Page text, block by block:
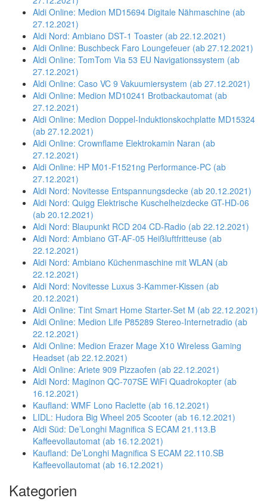
Aldi Online: Medion MD15694 Digitale Nähmaschine (ab
27.12.2021)
Aldi Nord: Ambiano DST-1 Toaster (ab 22.12.2021)
Aldi Online: Buschbeck Faro Loungefeuer (ab 27.12.2021)
Aldi Online: TomTom Via 53 EU Navigationssystem (ab
27.12.2021)
Aldi Online: Caso VC 9 Vakuumiersystem (ab 27.12.2021)
Aldi Online: Medion MD10241 Brotbackautomat (ab
27.12.2021)
Aldi Online: Medion Doppel-Induktionskochplatte MD15324
(ab 27.12.2021)
Aldi Online: Crownflame Elektrokamin Naran (ab
27.12.2021)
Aldi Online: HP M01-F1521ng Performance-PC (ab
27.12.2021)
Aldi Nord: Novitesse Entspannungsdecke (ab 20.12.2021)
Aldi Nord: Quigg Elektrische Kuschelheizdecke GT-HD-06
(ab 20.12.2021)
Aldi Nord: Blaupunkt RCD 204 CD-Radio (ab 22.12.2021)
Aldi Nord: Ambiano GT-AF-05 Heißluftfritteuse (ab
22.12.2021)
Aldi Nord: Ambiano Küchenmaschine mit WLAN (ab
22.12.2021)
Aldi Nord: Novitesse Luxus 3-Kammer-Kissen (ab
20.12.2021)
Aldi Online: Tint Smart Home Starter-Set M (ab 22.12.2021)
Aldi Online: Medion Life P85289 Stereo-Internetradio (ab
22.12.2021)
Aldi Online: Medion Erazer Mage X10 Wireless Gaming
Headset (ab 22.12.2021)
Aldi Online: Ariete 909 Pizzaofen (ab 22.12.2021)
Aldi Nord: Maginon QC-707SE WiFi Quadrokopter (ab
16.12.2021)
Kaufland: WMF Lono Raclette (ab 16.12.2021)
LIDL: Hudora Big Wheel 205 Scooter (ab 16.12.2021)
Aldi Süd: De’Longhi Magnifica S ECAM 21.113.B
Kaffeevollautomat (ab 16.12.2021)
Kaufland: De’Longhi Magnifica S ECAM 22.110.SB
Kaffeevollautomat (ab 16.12.2021)
Kategorien